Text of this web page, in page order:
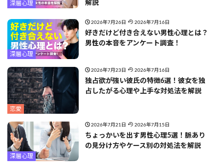
深層心理
解説
深層心理
2026年7月26日 2026年7月16日
好きだけど付き合えない男性心理とは？
男性の本音をアンケート調査！
恋愛
2026年7月23日 2026年7月16日
独占欲が強い彼氏の特徴6選！彼女を独
占したがる心理や上手な対処法を解説
深層心理
2026年7月21日 2026年7月15日
ちょっかいを出す男性心理5選！脈あり
の見分け方やケース別の対処法を解説